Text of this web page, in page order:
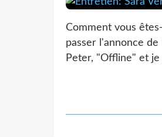
Comment vous
passer l'annonce
Peter, "Offline" et